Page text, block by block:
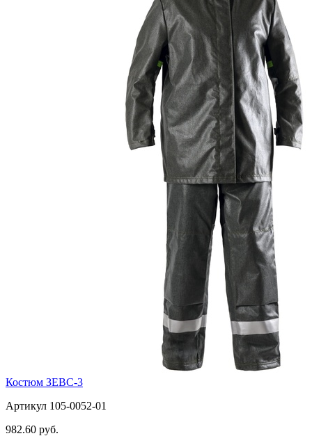
Костюм ЗЕВС-3
Артикул 105-0052-01
982.60 руб.